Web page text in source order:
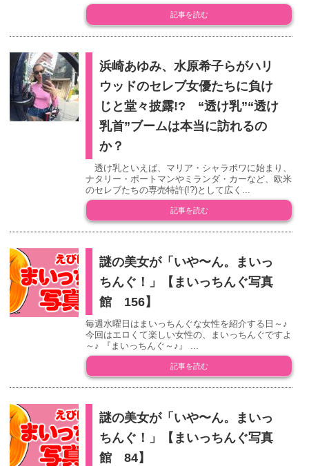
記事を読む
浜崎あゆみ、水原希子らがハリ
ウッドのセレブ女優たちに負け
じと堂々披露!? “透け乳”“透け
乳首”ブームは本当に訪れるの
か？
透け乳といえば、マリア・シャラポワに始まり、
ナタリー・ポートマンやミランダ・カーなど、欧米
のセレブたちの専売特許(!?)として広く...
記事を読む
謎の美女が「いや〜ん。まいっ
ちんぐ！」【まいっちんぐ写真
館 156】
毎週水曜日はまいっちんぐな女性を紹介する日～♪
今回はエロくて楽しい女性の、まいっちんぐですよ
～♪ 『まいっちんぐ～♪』 ...
記事を読む
謎の美女が「いや〜ん。まいっ
ちんぐ！」【まいっちんぐ写真
館 84】